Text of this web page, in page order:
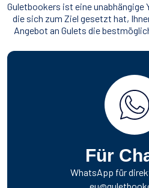
Guletbookers ist eine
die sich zum Ziel gesetzt hat,
Angebot an Gulets die
Für
WhatsApp für